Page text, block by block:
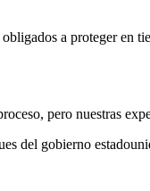
a proteger
pero nuestras
del gobierno